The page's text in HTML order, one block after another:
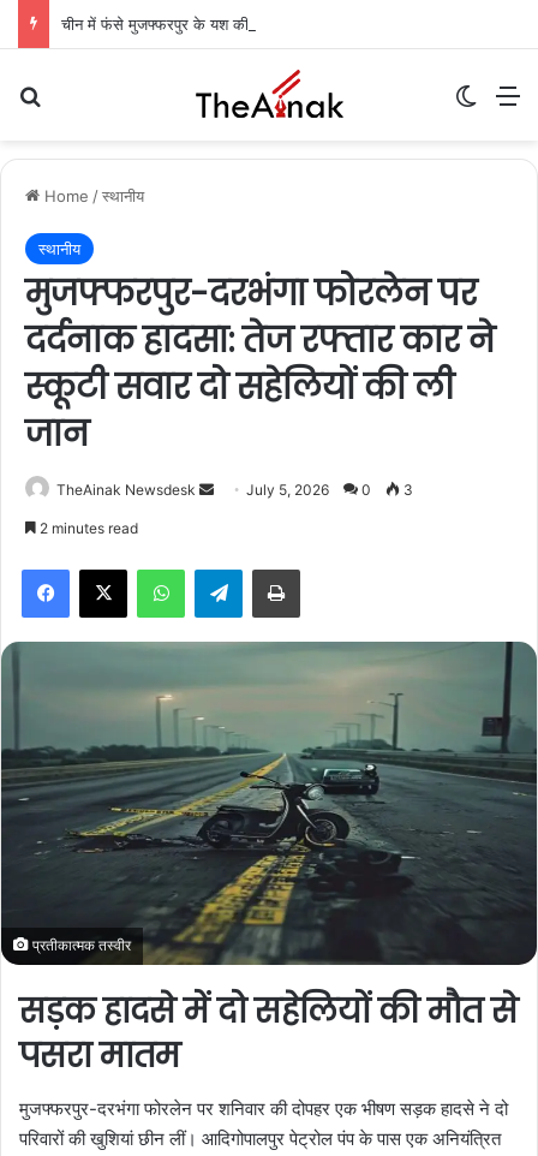
Home /स्थानीय
स्थानीय
मुजफ्फरपुर-दरभंगा फोरलेन पर
दर्दनाक हादसा: तेज रफ्तार कार ने
स्कूटी सवार दो सहेलियों की ली
जान
TheAinak Newsdesk
a
m
i
l
July 5, 2026 0 3
2 minutes read
Telegram
प्रतीकात्मक तस्वीर
सड़क हादसे में दो सहेलियों की मौत से
पसरा मातम
मुजफ्फरपुर-दरभंगा फोरलेन पर शनिवार की दोपहर एक भीषण सड़क हादसे ने दो
परिवारों की खुशियां छीन लीं। आदिगोपालपुर पेट्रोल पंप के पास एक अनियंत्रित